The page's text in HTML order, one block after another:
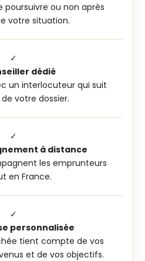
poursuivre ou non après
votre situation.
✓
dédié
un interlocuteur qui suit
votre dossier.
✓
à distance
les emprunteurs
en France.
✓
personnalisée
tient compte de vos
et de vos objectifs.